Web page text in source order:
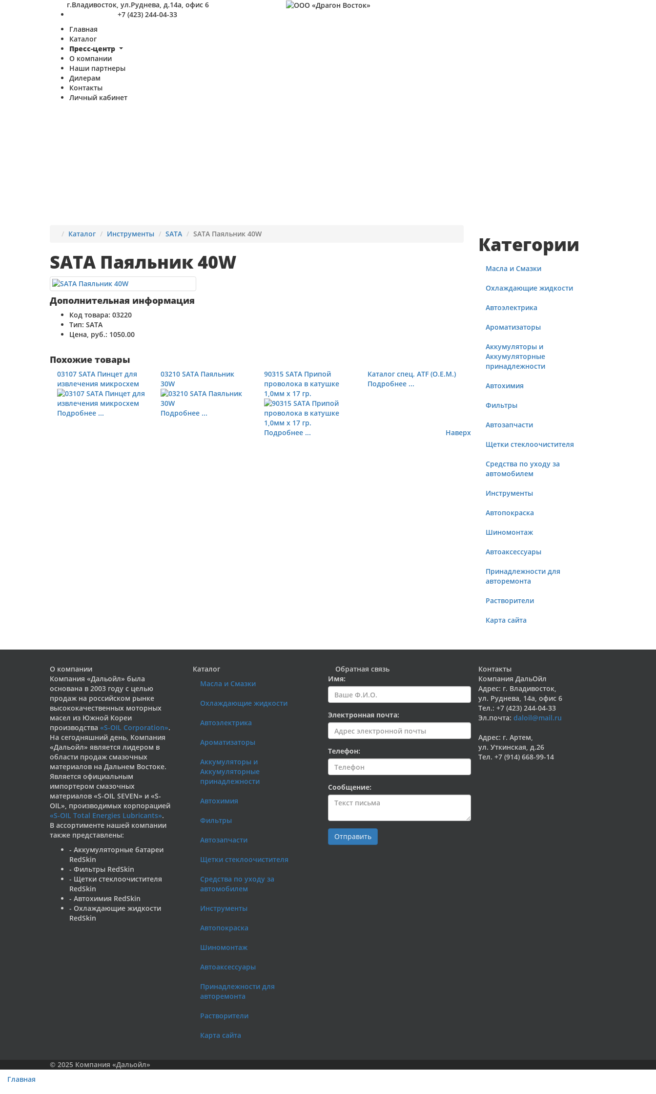
г.Владивосток, ул.Руднева, д.14а, офис 6
+7 (423) 244-04-33
Главная
Каталог
Пресс-центр
О компании
Наши партнеры
Дилерам
Контакты
Личный кабинет
Каталог Инструменты SATA SATA Паяльник 40W
SATA Паяльник 40W
Дополнительная информация
Код товара: 03220
Тип: SATA
Цена, руб.: 1050.00
Похожие товары
03107 SATA Пинцет для
извлечения микросхем
Подробнее ...
03210 SATA Паяльник
30W
Подробнее ...
90315 SATA Припой
проволока в катушке
1,0мм х 17 гр.
Подробнее ...
Каталог спец. ATF (O.E.M.)
Подробнее ...
Наверх
Категории
Масла и Смазки
Охлаждающие жидкости
Автоэлектрика
Ароматизаторы
Аккумуляторы и
Аккумуляторные
принадлежности
Автохимия
Фильтры
Автозапчасти
Щетки стеклоочистителя
Средства по уходу за
автомобилем
Инструменты
Автопокраска
Шиномонтаж
Автоаксессуары
Принадлежности для
авторемонта
Растворители
Карта сайта
О компании
Компания «Дальойл» была
основана в 2003 году с целью
продаж на российском рынке
высококачественных моторных
масел из Южной Кореи
производства «S-OIL Corporation».
На сегодняшний день, Компания
«Дальойл» является лидером в
области продаж смазочных
материалов на Дальнем Востоке.
Является официальным
импортером смазочных
материалов «S-OIL SEVEN» и «S-
OIL», производимых корпорацией
«S-OIL Total Energies Lubricants».
В ассортименте нашей компании
также представлены:
- Аккумуляторные батареи
RedSkin
- Фильтры RedSkin
- Щетки стеклоочистителя
RedSkin
- Автохимия RedSkin
- Охлаждающие жидкости
RedSkin
Каталог
Масла и Смазки
Охлаждающие жидкости
Автоэлектрика
Ароматизаторы
Аккумуляторы и
Аккумуляторные
принадлежности
Автохимия
Фильтры
Автозапчасти
Щетки стеклоочистителя
Средства по уходу за
автомобилем
Инструменты
Автопокраска
Шиномонтаж
Автоаксессуары
Принадлежности для
авторемонта
Растворители
Карта сайта
Обратная связь
Имя:
Электронная почта:
Телефон:
Сообщение:
Отправить
Контакты
Компания ДальОйл
Адрес: г. Владивосток,
ул. Руднева, 14а, офис 6
Тел.: +7 (423) 244-04-33
Эл.почта: daloil@mail.ru
Адрес: г. Артем,
ул. Уткинская, д.26
Тел. +7 (914) 668-99-14
© 2025 Компания «Дальойл»
Главная